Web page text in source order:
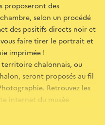
proposeront des
selon un procédé
des positifs directs noir et
vous faire tirer le portrait et
imprimée !
territoire chalonnais, ou
seront proposés au fil
Retrouvez les
internet du musée